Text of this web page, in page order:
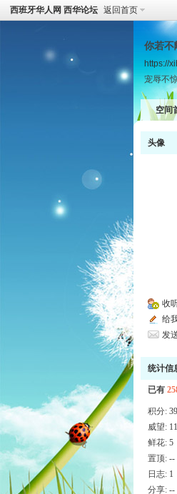
西班牙华人网 西华论坛 返回首页
你若不
https://
宠辱不
空间
头像
收
给
发
统计信
已有
积分:
威望: 11
鲜花: 5
置顶: --
日志: 1
分享: --